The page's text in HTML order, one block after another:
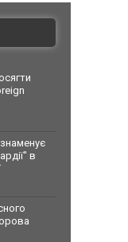
в